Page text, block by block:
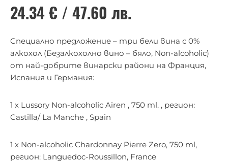
24.34€ / 47.60 лв.
Cпециално предложение – три бели вина с 0%
алкохол (Безалкохолно вино – бяло, Non-alcoholic)
от най-добрите винарски райони на Франция,
Испания и Германия:
1 х Lussory Non-alcoholic Airen , 750 ml. , регион:
Castilla/ La Manche , Spain
1 х Non-alcoholic Chardonnay Pierre Zero, 750 ml,
регион: Languedoc-Roussillon, France